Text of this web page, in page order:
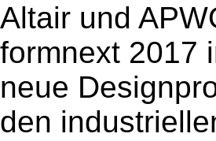
Altair und
formnext 2017
neue
den